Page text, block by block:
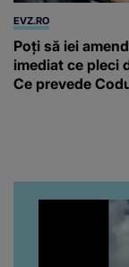
EVZ.RO
Poți să iei
imediat ce pleci
Ce prevede